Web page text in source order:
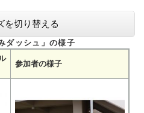
を切り替える
ダッシュ」の様子
参加者の様子